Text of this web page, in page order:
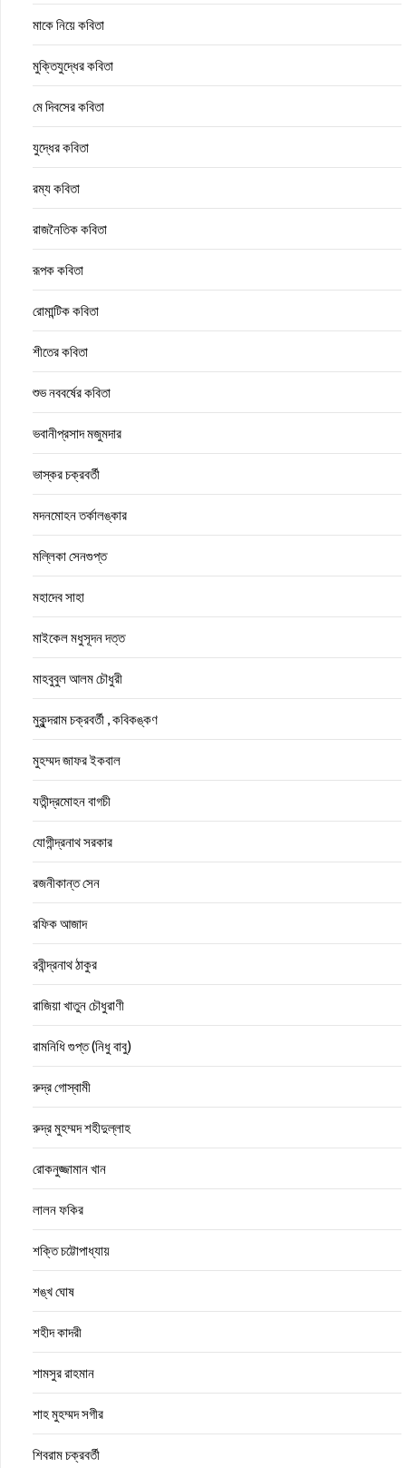
মাকে নিয়ে কবিতা
মুক্তিযুদ্ধের কবিতা
মে দিবসের কবিতা
যুদ্ধের কবিতা
রম্য কবিতা
রাজনৈতিক কবিতা
রূপক কবিতা
রোমান্টিক কবিতা
শীতের কবিতা
শুভ নববর্ষের কবিতা
ভবানীপ্রসাদ মজুমদার
ভাস্কর চক্রবর্তী
মদনমোহন তর্কালঙ্কার
মল্লিকা সেনগুপ্ত
মহাদেব সাহা
মাইকেল মধুসূদন দত্ত
মাহবুবুল আলম চৌধুরী
মুকুন্দরাম চক্রবর্তী , কবিকঙ্কণ
মুহম্মদ জাফর ইকবাল
যতীন্দ্রমোহন বাগচী
যোগীন্দ্রনাথ সরকার
রজনীকান্ত সেন
রফিক আজাদ
রবীন্দ্রনাথ ঠাকুর
রাজিয়া খাতুন চৌধুরাণী
রামনিধি গুপ্ত (নিধু বাবু)
রুদ্র গোস্বামী
রুদ্র মুহম্মদ শহীদুল্লাহ
রোকনুজ্জামান খান
লালন ফকির
শক্তি চট্টোপাধ্যায়
শঙ্খ ঘোষ
শহীদ কাদরী
শামসুর রাহমান
শাহ মুহম্মদ সগীর
শিবরাম চক্রবর্তী